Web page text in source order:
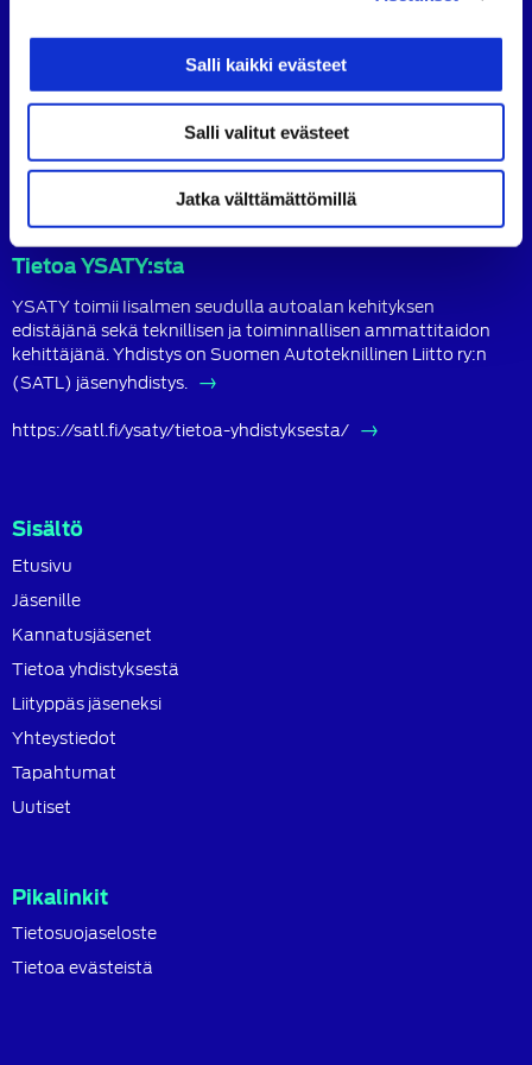
Salli kaikki evästeet
Salli valitut evästeet
Jatka välttämättömillä
Ylä-Savon Autoteknillinen Yhdistys ry
Yhdistyksen vastaavat:
https://satl.fi/ysaty/yhteystiedot/
Tietoa YSATY:sta
YSATY toimii Iisalmen seudulla autoalan kehityksen
edistäjänä sekä teknillisen ja toiminnallisen ammattitaidon
kehittäjänä. Yhdistys on Suomen Autoteknillinen Liitto ry:n
(SATL) jäsenyhdistys.
https://satl.fi/ysaty/tietoa-yhdistyksesta/
Sisältö
Etusivu
Jäsenille
Kannatusjäsenet
Tietoa yhdistyksestä
Liityppäs jäseneksi
Yhteystiedot
Tapahtumat
Uutiset
Pikalinkit
Tietosuojaseloste
Tietoa evästeistä